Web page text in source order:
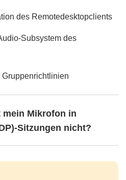
des Remotedesktopclients
Subsystem des
Mikrofon in
Sitzungen nicht?